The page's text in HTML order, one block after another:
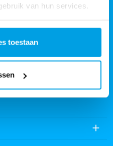
van hun services.
toestaan
add